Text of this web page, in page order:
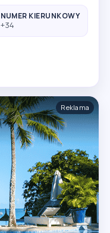
NUMER KIERUNKOWY
+34
Reklama